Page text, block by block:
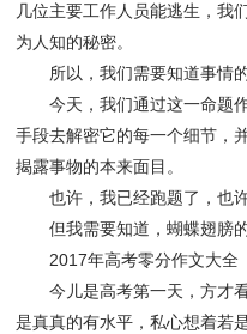
几位主要工作人员能逃生，我
为人知的秘密。
所以，我们需要知道事情的
今天，我们通过这一命题作
手段去解密它的每一个细节，
揭露事物的本来面目。
也许，我已经跑题了，也许
但我需要知道，蝴蝶翅膀的
2017年高考零分作文大全
今儿是高考第一天，方才看
是真真的有水平，私心想着若